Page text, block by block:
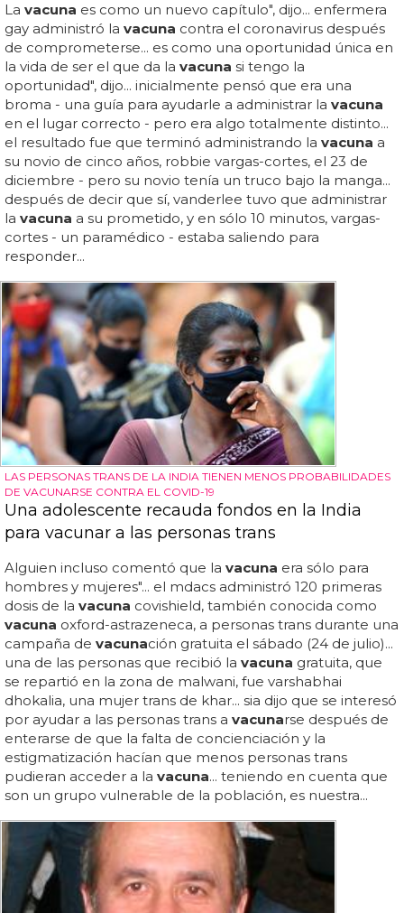
La vacuna es como un nuevo capítulo", dijo... enfermera
gay administró la vacuna contra el coronavirus después
de comprometerse... es como una oportunidad única en
la vida de ser el que da la vacuna si tengo la
oportunidad", dijo... inicialmente pensó que era una
broma - una guía para ayudarle a administrar la vacuna
en el lugar correcto - pero era algo totalmente distinto...
el resultado fue que terminó administrando la vacuna a
su novio de cinco años, robbie vargas-cortes, el 23 de
diciembre - pero su novio tenía un truco bajo la manga...
después de decir que sí, vanderlee tuvo que administrar
la vacuna a su prometido, y en sólo 10 minutos, vargas-
cortes - un paramédico - estaba saliendo para
responder...
LAS PERSONAS TRANS DE LA INDIA TIENEN MENOS PROBABILIDADES
DE VACUNARSE CONTRA EL COVID-19
Una adolescente recauda fondos en la India
para vacunar a las personas trans
Alguien incluso comentó que la vacuna era sólo para
hombres y mujeres"... el mdacs administró 120 primeras
dosis de la vacuna covishield, también conocida como
vacuna oxford-astrazeneca, a personas trans durante una
campaña de vacunación gratuita el sábado (24 de julio)...
una de las personas que recibió la vacuna gratuita, que
se repartió en la zona de malwani, fue varshabhai
dhokalia, una mujer trans de khar... sia dijo que se interesó
por ayudar a las personas trans a vacunarse después de
enterarse de que la falta de concienciación y la
estigmatización hacían que menos personas trans
pudieran acceder a la vacuna... teniendo en cuenta que
son un grupo vulnerable de la población, es nuestra...